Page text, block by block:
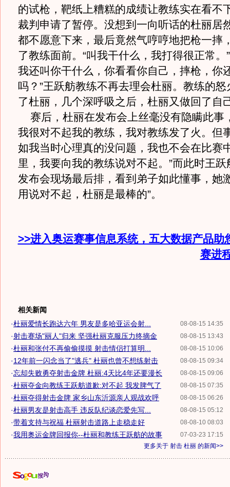
的试枪，靶纸上糟糕的成绩让教练实在看不
裁判申请了暂停。没想到一向听话的杜丽居
都不愿意下来，最后竟然气哼哼地把枪一摔
了教练面前。“叫我干什么，我打得很正常。
我还叫你干什么，你看看你自己，摔枪，你
吗？”王跃舫教练不再去理会杜丽。教练的
了杜丽，几个深呼吸之后，杜丽又做回了自
赛后，杜丽在发布会上丝毫没有隐瞒此事
我很对不起我的教练，我对教练发了火。但
如我当时心理真的没问题，我也不会在比赛
里，我要向我的教练说对不起。”而此时王
发布会现场最后排，看到弟子如此懂事，她
用说对不起，杜丽是最棒的”。
>>进入奥运赛事信息系统，五大数据产品助
赛进
相关新闻
08-08-15 14:35
·杜丽爱情长跑达六年 男友是多哈亚运会射...
08-08-15 13:43
·射击赛场"丽人"归来 坚强杜丽克服压力终摘金
08-08-15 10:06
·杜丽和张付不再偷偷摸摸 射击情侣打算明...
08-08-15 09:34
·12年前一闪念当了"逃兵" 杜丽也曾不想练射击
08-08-15 09:06
·忘却失败勇夺射击金牌 杜丽:4天比4年还要漫长
08-08-15 07:35
·杜丽夺金向教练王跃舫道歉:对不起 我发脾气了
08-08-15 06:26
·杜丽夺得射击金牌 家乡山东沂源亲人观战欢呼
08-08-15 05:12
·杜丽男友是射击高手 违反队纪谈恋爱先写...
08-08-10 08:03
·带着支持与祝福 杜丽射击道路上走稳走好
07-03-23 17:15
·我用奥运金牌回报你--杜丽和教练王跃舫的故事
更多关于 射击 杜丽 的新闻>>